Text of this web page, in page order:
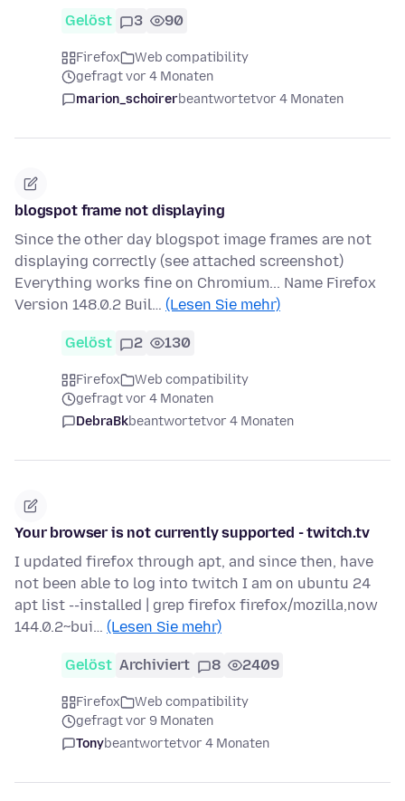
Gelöst 3 90
Firefox
Web compatibility
gefragt vor 4 Monaten
marion_schoirerbeantwortetvor 4 Monaten
blogspot frame not displaying
Since the other day blogspot image frames are not
displaying correctly (see attached screenshot)
Everything works fine on Chromium... Name Firefox
Version 148.0.2 Buil… (Lesen Sie mehr)
Gelöst 2 130
Firefox
Web compatibility
gefragt vor 4 Monaten
DebraBkbeantwortetvor 4 Monaten
Your browser is not currently supported - twitch.tv
I updated firefox through apt, and since then, have
not been able to log into twitch I am on ubuntu 24
apt list --installed | grep firefox firefox/mozilla,now
144.0.2~bui… (Lesen Sie mehr)
Gelöst Archiviert 8 2409
Firefox
Web compatibility
gefragt vor 9 Monaten
Tonybeantwortetvor 4 Monaten